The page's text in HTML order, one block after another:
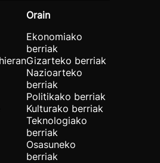
Orain
Ekonomiako
berriak
Gizarteko berriak
Nazioarteko
berriak
Politikako berriak
Kulturako berriak
Teknologiako
berriak
Osasuneko
berriak